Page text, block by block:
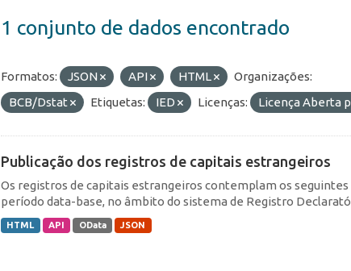
1 conjunto de dados encontrado
Formatos: JSON API HTML
Organizações:
BCB/Dstat
Etiquetas: IED Licenças: Licença Aberta
Publicação dos registros de capitais estrangeiros
Os registros de capitais estrangeiros contemplam os
período data-base, no âmbito do sistema de Registro
HTML API OData JSON